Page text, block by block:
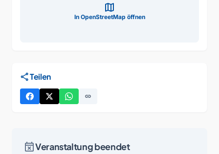
map
In OpenStreetMap öffnen
shareTeilen
link
event_busyVeranstaltung beendet